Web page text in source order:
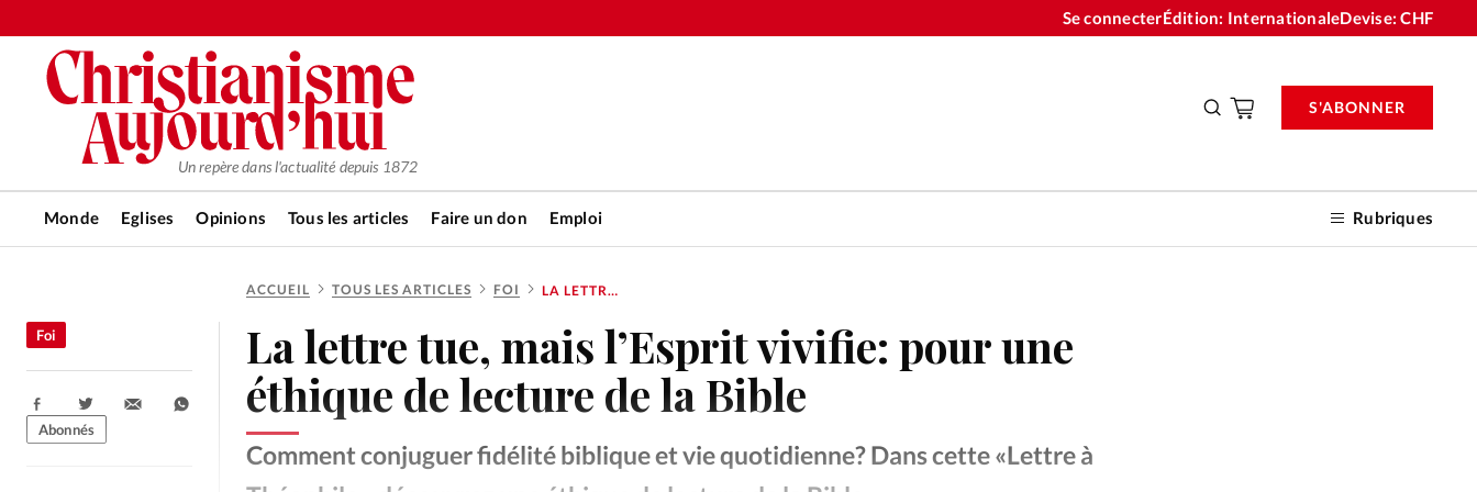
Se connecterÉdition: InternationaleDevise:CHF
Un repère dans l'actualité depuis 1872
Monde Eglises Opinions Tous les articles Faire un don Emploi Rubriques
S'ABONNER
RUBRIQUES
Tous les articles
Actualité chrétienne
Actualité internationale
Les abonnements
ACCUEIL TOUS LES ARTICLES FOI LA LETTRE TUE, MAIS L’ESPRIT VIVIFIE: POUR UNE ÉTHIQUE DE LECTURE DE LA BIBLE
La lettre tue, mais l’Esprit vivifie: pour une
éthique de lecture de la Bible
Comment conjuguer fidélité biblique et vie quotidienne? Dans cette «Lettre à
Foi
Partager:
Abonnés